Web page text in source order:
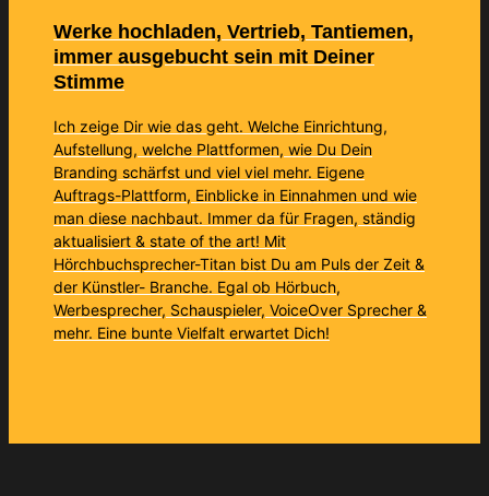
Werke hochladen, Vertrieb, Tantiemen,
immer ausgebucht sein mit Deiner
Stimme
Ich zeige Dir wie das geht. Welche Einrichtung,
Aufstellung, welche Plattformen, wie Du Dein
Branding schärfst und viel viel mehr. Eigene
Auftrags-Plattform, Einblicke in Einnahmen und wie
man diese nachbaut. Immer da für Fragen, ständig
aktualisiert & state of the art! Mit
Hörchbuchsprecher-Titan bist Du am Puls der Zeit &
der Künstler- Branche. Egal ob Hörbuch,
Werbesprecher, Schauspieler, VoiceOver Sprecher &
mehr. Eine bunte Vielfalt erwartet Dich!